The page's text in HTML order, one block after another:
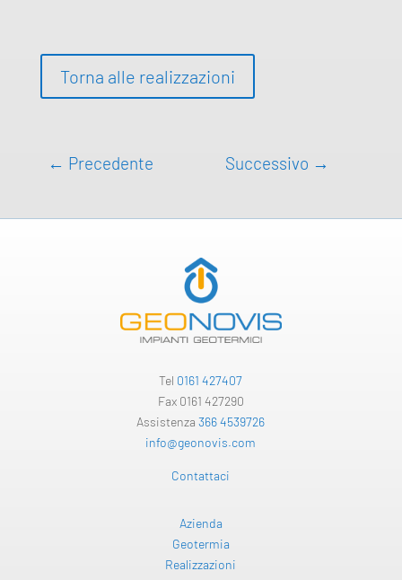
Torna alle realizzazioni
← Precedente Successivo →
Tel 0161 427407
Fax 0161 427290
Assistenza366 4539726
info@geonovis.com
Contattaci
Azienda
Geotermia
Realizzazioni